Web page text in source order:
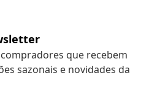
compradores que recebem
sazonais e novidades da